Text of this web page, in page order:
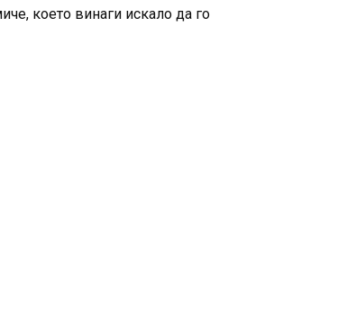
което винаги искало да го